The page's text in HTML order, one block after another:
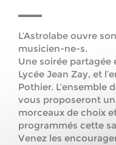
L’Astrolabe ouvre
musicien-ne-s.
Une soirée
Lycée Jean Zay, et
Pothier. L’ensemble
vous proposeront
morceaux de choix
programmés cette
Venez les